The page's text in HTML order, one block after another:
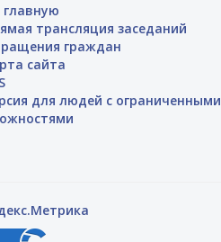
главную
трансляция заседаний
граждан
сайта
для людей с ограниченными